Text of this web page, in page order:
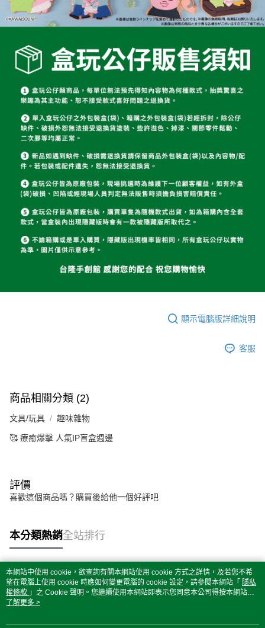
顯示電腦版詳細說明
客服
商品相關分類 (2)
文具/玩具 趣味雜物
🥰 療癒爆擊 人氣IP盲盒週邊
評價
喜歡這個商品嗎？購買後給他一個好評吧
本分類熱銷全站排行
熱門標籤
本網站中使用 cookie，欲查詢有關本網站使用 cookie 方式之詳情，及若您不希
望在電腦上使用 cookie 時應如何變更電腦的 cookie 設定，請參閱本網站「 隱私
權條款 」之 Cookie 聲明。您繼續使用本網站即表示您同意本公司得按本網站使
用條款之 Cookie 聲明使用 cookie。
了解更多 >